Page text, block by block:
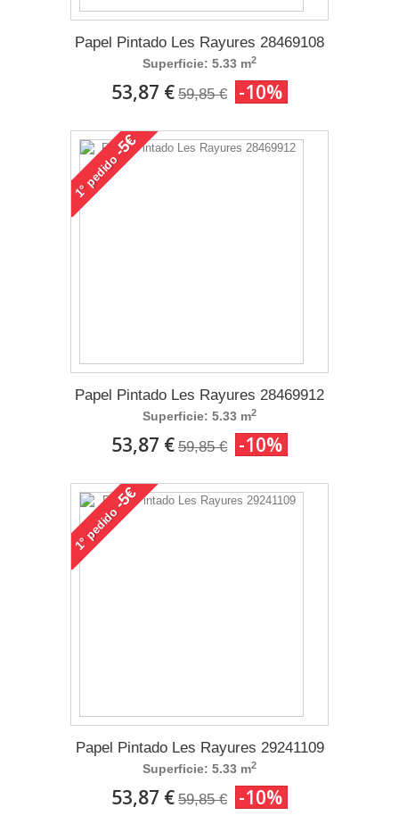
Papel Pintado Les Rayures 28469108
Superficie: 5.33 m2
53,87 € 59,85 € -10%
1°
pedido
-5€
Papel Pintado Les Rayures 28469912
Superficie: 5.33 m2
53,87 € 59,85 € -10%
1°
pedido
-5€
Papel Pintado Les Rayures 29241109
Superficie: 5.33 m2
53,87 € 59,85 € -10%